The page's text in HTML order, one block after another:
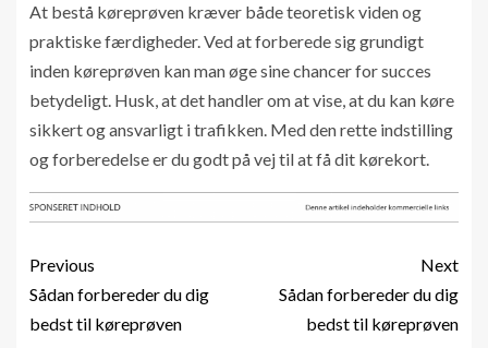
At bestå køreprøven kræver både teoretisk viden og
praktiske færdigheder. Ved at forberede sig grundigt
inden køreprøven kan man øge sine chancer for succes
betydeligt. Husk, at det handler om at vise, at du kan køre
sikkert og ansvarligt i trafikken. Med den rette indstilling
og forberedelse er du godt på vej til at få dit kørekort.
Previous
Sådan forbereder du dig
bedst til køreprøven
Next
Sådan forbereder du dig
bedst til køreprøven